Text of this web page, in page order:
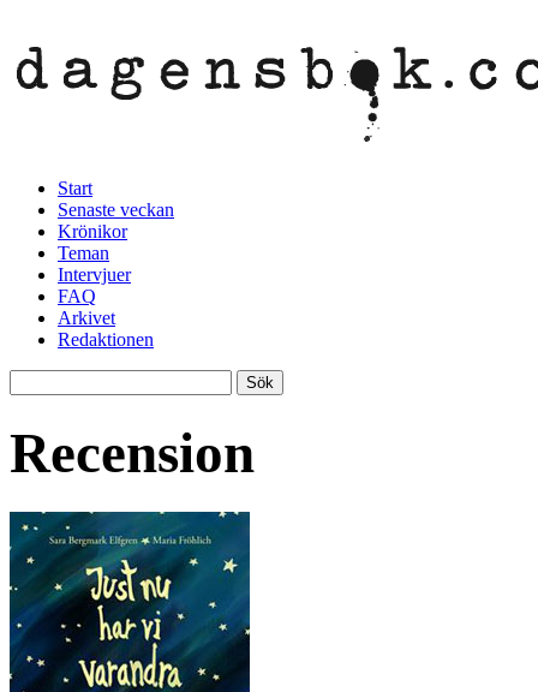
Start
Senaste veckan
Krönikor
Teman
Intervjuer
FAQ
Arkivet
Redaktionen
Recension